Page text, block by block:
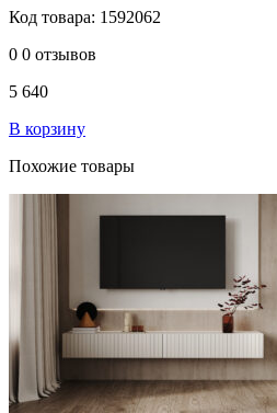
Код товара: 1592062
0 0 отзывов
5 640
В корзину
Похожие товары